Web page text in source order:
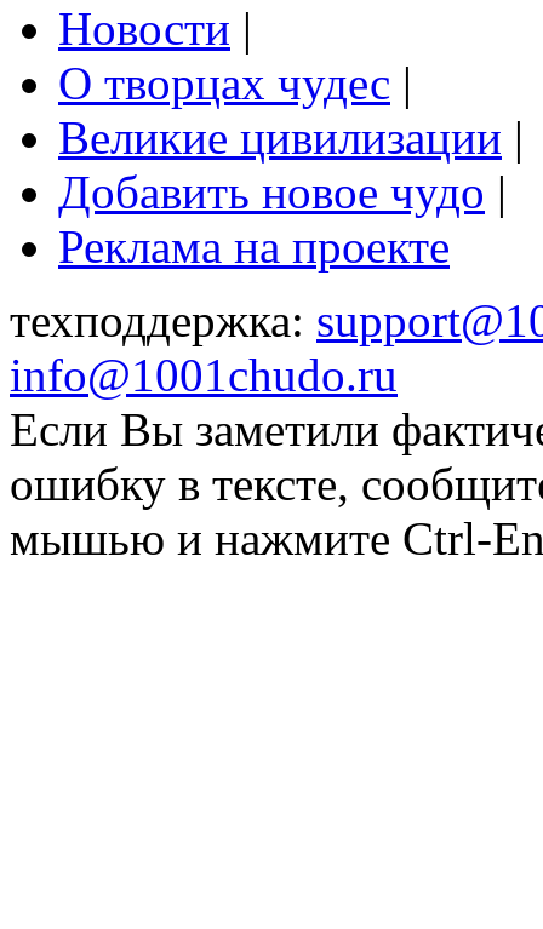
Новости |
О творцах чудес |
Великие цивилизации |
Добавить новое чудо |
Реклама на проекте
техподдержка:
info@1001chudo.ru
Если Вы заметили
ошибку в тексте,
мышью и нажмите Ctrl-